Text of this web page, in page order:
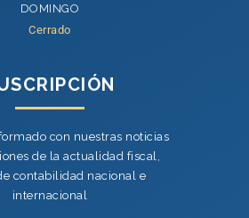
DOMINGO
Cerrado
con nuestras noticias
de la actualidad fiscal,
contabilidad nacional e
internacional